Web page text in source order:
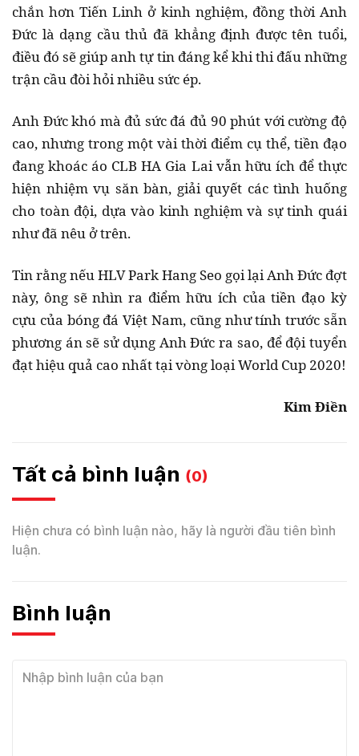
chắn hơn Tiến Linh ở kinh nghiệm, đồng thời Anh
Đức là dạng cầu thủ đã khẳng định được tên tuổi,
điều đó sẽ giúp anh tự tin đáng kể khi thi đấu những
trận cầu đòi hỏi nhiều sức ép.
Anh Đức khó mà đủ sức đá đủ 90 phút với cường độ
cao, nhưng trong một vài thời điểm cụ thể, tiền đạo
đang khoác áo CLB HA Gia Lai vẫn hữu ích để thực
hiện nhiệm vụ săn bàn, giải quyết các tình huống
cho toàn đội, dựa vào kinh nghiệm và sự tinh quái
như đã nêu ở trên.
Tin rằng nếu HLV Park Hang Seo gọi lại Anh Đức đợt
này, ông sẽ nhìn ra điểm hữu ích của tiền đạo kỳ
cựu của bóng đá Việt Nam, cũng như tính trước sẵn
phương án sẽ sử dụng Anh Đức ra sao, để đội tuyển
đạt hiệu quả cao nhất tại vòng loại World Cup 2020!
Kim Điền
Tất cả bình luận (0)
Hiện chưa có bình luận nào, hãy là người đầu tiên bình
luận.
Bình luận